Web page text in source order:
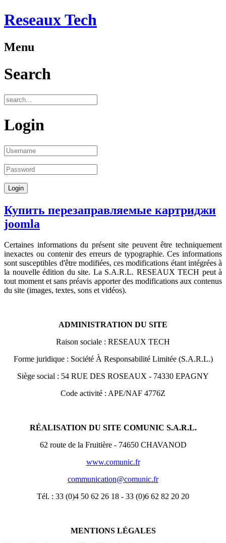
Reseaux Tech
Menu
Search
Login
Купить перезаправляемые картриджи
joomla
Certaines informations du présent site peuvent être techniquement
inexactes ou contenir des erreurs de typographie. Ces informations
sont susceptibles d'être modifiées, ces modifications étant intégrées à
la nouvelle édition du site. La S.A.R.L. RESEAUX TECH peut à
tout moment et sans préavis apporter des modifications aux contenus
du site (images, textes, sons et vidéos).
ADMINISTRATION DU SITE
Raison sociale : RESEAUX TECH
Forme juridique : Société À Responsabilité Limitée (S.A.R.L.)
Siège social : 54 RUE DES ROSEAUX - 74330 EPAGNY
Code activité : APE/NAF 4776Z
RÉALISATION DU SITE COMUNIC S.A.R.L.
62 route de la Fruitière - 74650 CHAVANOD
www.comunic.fr
communication@comunic.fr
Tél. : 33 (0)4 50 62 26 18 - 33 (0)6 62 82 20 20
MENTIONS LÉGALES